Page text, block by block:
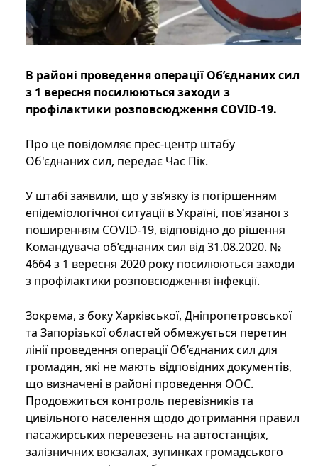
В районі проведення операції Об’єднаних сил
з 1 вересня посилюються заходи з
профілактики розповсюдження COVID-19.
Про це повідомляє прес-центр штабу
Об'єднаних сил, передає Час Пік.
У штабі заявили, що у зв’язку із погіршенням
епідеміологічної ситуації в Україні, пов'язаної з
поширенням COVID-19, відповідно до рішення
Командувача об’єднаних сил від 31.08.2020. №
4664 з 1 вересня 2020 року посилюються заходи
з профілактики розповсюдження інфекції.
Зокрема, з боку Харківської, Дніпропетровської
та Запорізької областей обмежується перетин
лінії проведення операції Об’єднаних сил для
громадян, які не мають відповідних документів,
що визначені в районі проведення ООС.
Продовжиться контроль перевізників та
цивільного населення щодо дотримання правил
пасажирських перевезень на автостанціях,
залізничних вокзалах, зупинках громадського